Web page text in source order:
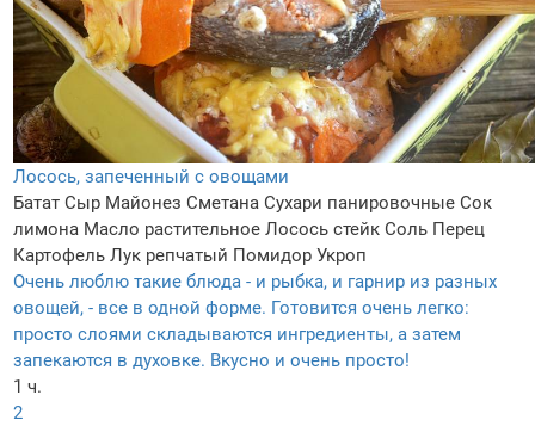
Лосось, запеченный с овощами
Батат Сыр Майонез Сметана Сухари панировочные Сок
лимона Масло растительное Лосось стейк Соль Перец
Картофель Лук репчатый Помидор Укроп
Очень люблю такие блюда - и рыбка, и гарнир из разных
овощей, - все в одной форме. Готовится очень легко:
просто слоями складываются ингредиенты, а затем
запекаются в духовке. Вкусно и очень просто!
1 ч.
2